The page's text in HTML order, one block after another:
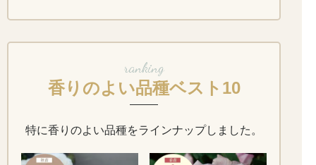
ranking
香りのよい品種ベスト10
特に香りのよい品種をラインナップしました。